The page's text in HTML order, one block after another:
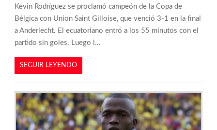
Kevin Rodríguez se proclamó campeón de la Copa de
Bélgica con Union Saint Gilloise, que venció 3-1 en la final
a Anderlecht. El ecuatoriano entró a los 55 minutos con el
partido sin goles. Luego l...
SEGUIR LEYENDO